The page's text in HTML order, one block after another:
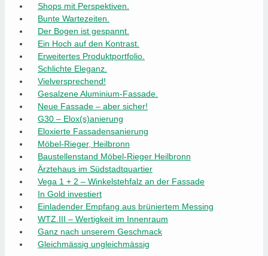
Shops mit Perspektiven.
Bunte Wartezeiten.
Der Bogen ist gespannt.
Ein Hoch auf den Kontrast.
Erweitertes Produktportfolio.
Schlichte Eleganz.
Vielversprechend!
Gesalzene Aluminium-Fassade.
Neue Fassade – aber sicher!
G30 – Elox(s)anierung
Eloxierte Fassadensanierung
Möbel-Rieger, Heilbronn
Baustellenstand Möbel-Rieger Heilbronn
Ärztehaus im Südstadtquartier
Vega 1 + 2 – Winkelstehfalz an der Fassade
In Gold investiert
Einladender Empfang aus brüniertem Messing
WTZ.III – Wertigkeit im Innenraum
Ganz nach unserem Geschmack
Gleichmässig ungleichmässig